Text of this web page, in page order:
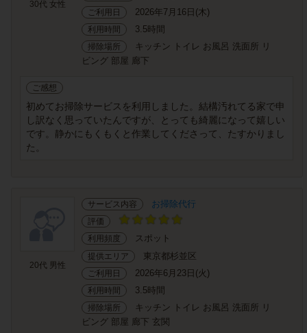
30代 女性
ご利用日 2026年7月16日(木)
利用時間 3.5時間
掃除場所
キッチン トイレ お風呂 洗面所 リ
ビング 部屋 廊下
ご感想
初めてお掃除サービスを利用しました。結構汚れてる家で申
し訳なく思っていたんですが、とっても綺麗になって嬉しい
です。静かにもくもくと作業してくださって、たすかりまし
た。
20代 男性
サービス内容 お掃除代行
評価
利用頻度
スポット
提供エリア 東京都杉並区
ご利用日 2026年6月23日(火)
利用時間 3.5時間
掃除場所
キッチン トイレ お風呂 洗面所 リ
ビング 部屋 廊下 玄関